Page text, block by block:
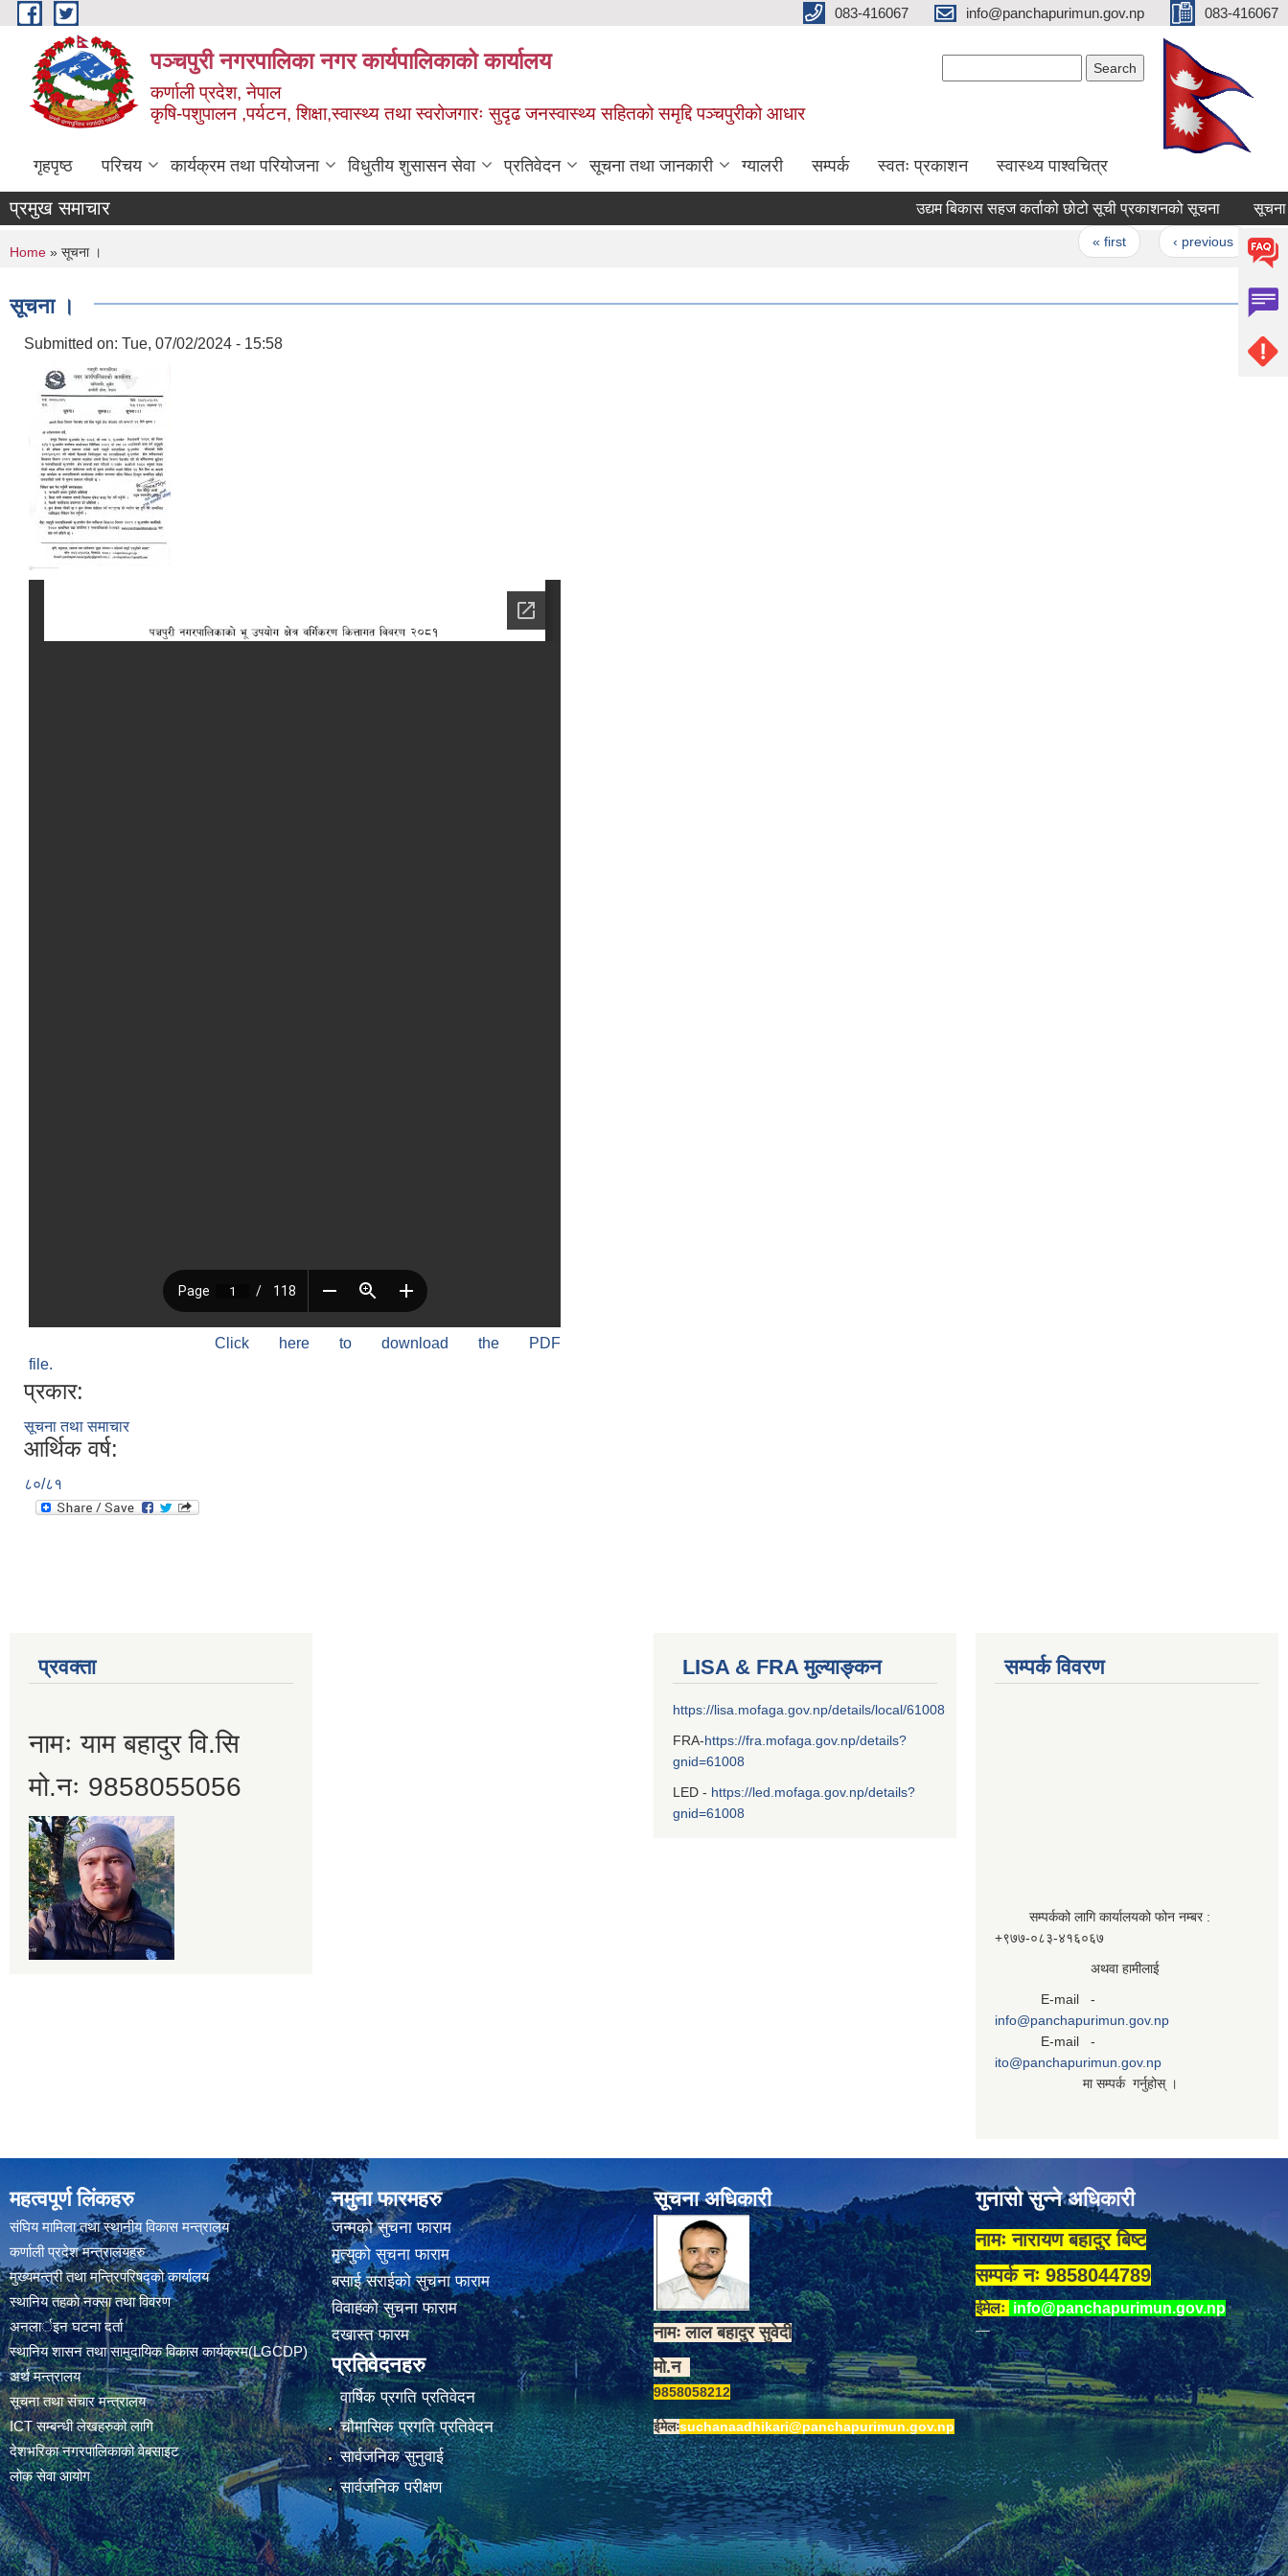
Skip to main content 083-416067 info@panchapurimun.gov.np 083-416067
पञ्चपुरी नगरपालिका नगर कार्यपालिकाको कार्यालय
कर्णाली प्रदेश, नेपाल
कृषि-पशुपालन ,पर्यटन, शिक्षा,स्वास्थ्य तथा स्वरोजगारः सुदृढ जनस्वास्थ्य सहितको समृद्दि पञ्चपुरीको आधार
गृहपृष्ठ परिचय कार्यक्रम तथा परियोजना विधुतीय शुसासन सेवा प्रतिवेदन सूचना तथा जानकारी ग्यालरी सम्पर्क स्वतः प्रकाशन स्वास्थ्य पाश्वचित्र
प्रमुख समाचार उद्यम बिकास सहज कर्ताको छोटो सूची प्रकाशनको सूचना सूचना।।
« first ‹ previous
You are here
Home » सूचना ।
सूचना ।
Submitted on: Tue, 07/02/2024 - 15:58
Click here to download the PDF
file.
प्रकार:
सूचना तथा समाचार
आर्थिक वर्ष:
८०/८१
प्रवक्ता
नामः याम बहादुर वि.सि
मो.नः 9858055056
LISA & FRA मुल्याङ्कन
https://lisa.mofaga.gov.np/details/local/61008
FRA-https://fra.mofaga.gov.np/details?
gnid=61008
LED - https://led.mofaga.gov.np/details?
gnid=61008
सम्पर्क विवरण
सम्पर्कको लागि कार्यालयको फोन नम्बर :
+९७७-०८३‍-४१६०६७
अथवा हामीलाई
E-mail -
info@panchapurimun.gov.np
E-mail -
ito@panchapurimun.gov.np
मा सम्पर्क गर्नुहोस् ।
महत्वपूर्ण लिंकहरु
संघिय मामिला तथा स्थानीय विकास मन्त्रालय
कर्णाली प्रदेश मन्त्रालयहरु
मुख्यमन्त्री तथा मन्त्रिपरिषद्को कार्यालय
स्थानिय तहकाे नक्सा तथा विवरण
अनलार्इन घटना दर्ता
स्थानिय शासन तथा सामुदायिक विकास कार्यक्रम(LGCDP)
अर्थ मन्त्रालय
सूचना तथा संचार मन्त्रालय
ICT सम्बन्धी लेखहरुको लागि
देशभरिका नगरपालिकाको वेबसाइट
लोक सेवा आयोग
नमुना फारमहरु
जन्मको सुचना फाराम
मृत्युको सुचना फाराम
बसाई सराईको सुचना फाराम
विवाहको सुचना फाराम
दखास्त फारम
प्रतिवेदनहरु
वार्षिक प्रगति प्रतिवेदन
चौमासिक प्रगति प्रतिवेदन
सार्वजनिक सुनुवाई
सार्वजनिक परीक्षण
सूचना अधिकारी
नामः लाल बहादुर सुवेदी
मो.न
9858058212
ईमेलःsuchanaadhikari@panchapurimun.gov.np
गुनासो सुन्ने अधिकारी
नामः नारायण बहादुर बिष्ट
सम्पर्क नः 9858044789
ईमेलः info@panchapurimun.gov.np